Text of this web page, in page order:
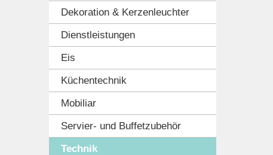
Dekoration & Kerzenleuchter
Dienstleistungen
Eis
Küchentechnik
Mobiliar
Servier- und Buffetzubehör
Technik